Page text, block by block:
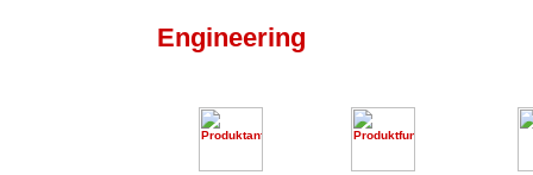
Engineering